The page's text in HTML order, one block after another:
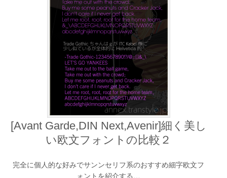
[Avant Garde,DIN Next,Avenir]細く美し
い欧文フォントの比較２
完全に個人的な好みでサンンセリフ系のおすすめ細字欧文フ
ォントを紹介する…